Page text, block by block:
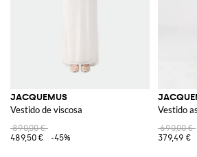
JACQUEMUS
Vestido de viscosa
890,00 €
489,50 €
-45%
Vestido
690,00 €
379,49 €